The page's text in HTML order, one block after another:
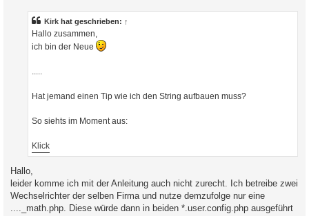
Kirk hat geschrieben: ↑
Hallo zusammen,
ich bin der Neue
Hat jemand einen Tip wie ich den String aufbauen muss?
So siehts im Moment aus:
Klick
Hallo,
leider komme ich mit der Anleitung auch nicht zurecht. Ich betreibe zwei
Wechselrichter der selben Firma und nutze demzufolge nur eine
...._math.php. Diese würde dann in beiden *.user.config.php ausgeführt